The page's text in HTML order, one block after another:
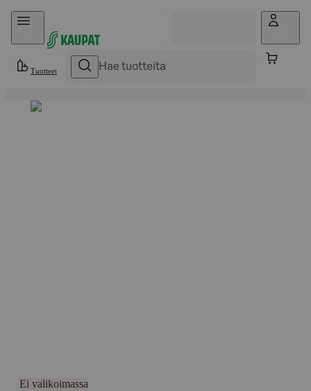
Hyppää sisältöön
Tuotteet
Ei valikoimassa